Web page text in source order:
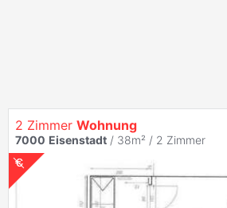
2 Zimmer Wohnung
7000 Eisenstadt / 38m² / 2 Zimmer